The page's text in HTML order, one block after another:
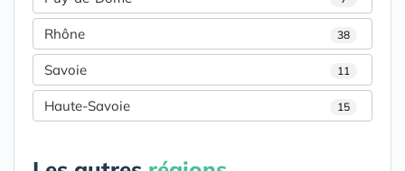
Rhône 38
Savoie 11
Haute-Savoie 15